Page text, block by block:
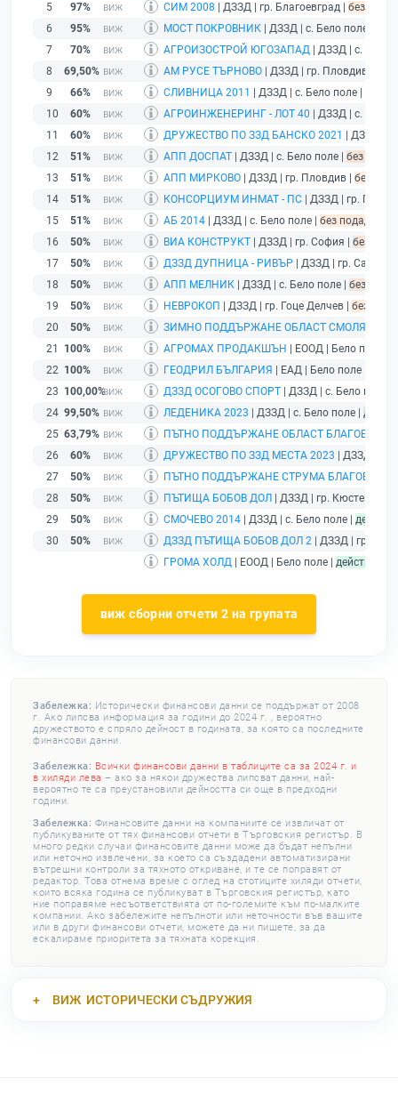
5
97% СИМ 2008 | ДЗЗД | гр. Благоевград | без
6
95% МОСТ ПОКРОВНИК | ДЗЗД | с. Бело поле |
7
70% АГРОИЗОСТРОЙ ЮГОЗАПАД | ДЗЗД | с. Бело
8
69,50% АМ РУСЕ ТЪРНОВО | ДЗЗД | гр. Пловдив |
9
66% СЛИВНИЦА 2011 | ДЗЗД | с. Бело поле |
10
60% АГРОИНЖЕНЕРИНГ - ЛОТ 40 | ДЗЗД | с. Бело
11
60% ДРУЖЕСТВО ПО ЗЗД БАНСКО 2021
| ДЗЗД |
12
51% АПП ДОСПАТ | ДЗЗД | с. Бело поле | без
13
51% АПП МИРКОВО | ДЗЗД | гр. Пловдив | без
14
51% КОНСОРЦИУМ ИНМАТ - ПС | ДЗЗД | гр.
15
51% АБ 2014 | ДЗЗД | с. Бело поле | без подаден
16
50% ВИА КОНСТРУКТ | ДЗЗД | гр. София | без
17
50% ДЗЗД ДУПНИЦА - РИВЪР | ДЗЗД | гр.
18
50% АПП МЕЛНИК | ДЗЗД | с. Бело поле | без
19
50% НЕВРОКОП | ДЗЗД | гр. Гоце Делчев | без
20
50% ЗИМНО ПОДДЪРЖАНЕ ОБЛАСТ СМОЛЯН
21
100% АГРОМАХ ПРОДАКШЪН | ЕООД | Бело поле |
22 100% ГЕОДРИЛ БЪЛГАРИЯ | ЕАД | Бело поле |
23 100,00% ДЗЗД ОСОГОВО СПОРТ | ДЗЗД | с. Бело поле |
24 99,50% ЛЕДЕНИКА 2023 | ДЗЗД | с. Бело поле |
25 63,79%
ПЪТНО ПОДДЪРЖАНЕ ОБЛАСТ
26
60% ДРУЖЕСТВО ПО ЗЗД МЕСТА 2023 | ДЗЗД | с.
27
50%
ПЪТНО ПОДДЪРЖАНЕ СТРУМА
28
50% ПЪТИЩА БОБОВ ДОЛ | ДЗЗД | гр. Кюстендил |
29
50% СМОЧЕВО 2014 | ДЗЗД | с. Бело поле |
30
50% ДЗЗД ПЪТИЩА БОБОВ ДОЛ 2 | ДЗЗД | гр.
ГРОМА ХОЛД | ЕООД | Бело поле | действащ
виж сборни отчети 2 на групата
Забележка: Исторически финансови данни се поддържат от 2008
г. Ако липсва информация за години до 2024 г. , вероятно
дружеството е спряло дейност в годината, за която са последните
финансови данни.
Забележка: Всички финансови данни в таблиците са за 2024 г. и
в хиляди лева – ако за някои дружества липсват данни, най-
вероятно те са преустановили дейността си още в предходни
години.
Забележка: Финансовите данни на компаниите се извличат от
публикуваните от тях финансови отчети в Търговския регистър. В
много редки случаи финансовите данни може да бъдат непълни
или неточно извлечени, за което са създадени автоматизирани
вътрешни контроли за тяхното откриване, и те се поправят от
редактор. Това отнема време с оглед на стотиците хиляди отчети,
които всяка година се публикуват в Търговския регистър, като
ние поправяме несъответствията от по-големите към по-малките
компании. Ако забележите непълноти или неточности във вашите
или в други финансови отчети, можете да ни пишете, за да
ескалираме приоритета за тяхната корекция.
ВИЖ ИСТОРИЧЕСКИ СЪДРУЖИЯ